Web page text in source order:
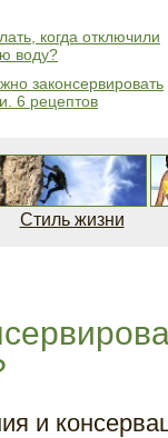
когда отключили
воду?
законсервировать
6 рецептов
Стиль жизни
и